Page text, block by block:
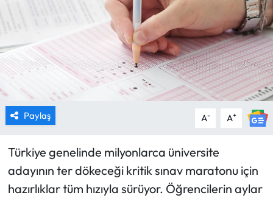
Paylaş A- A+
Türkiye genelinde milyonlarca üniversite
adayının ter dökeceği kritik sınav maratonu için
hazırlıklar tüm hızıyla sürüyor. Öğrencilerin aylar
RESMİ İLANLAR
HABER İLAN